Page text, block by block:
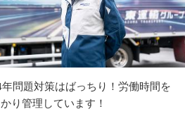
年問題対策はばっちり！労働時間を
り管理しています！